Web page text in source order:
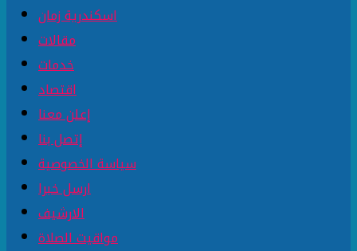
اسكندرية زمان
مقالات
خدمات
اقتصاد
إعلن معنا
إتصل بنا
سياسة الخصوصية
ارسل خبرا
الارشيف
مواقيت الصلاة